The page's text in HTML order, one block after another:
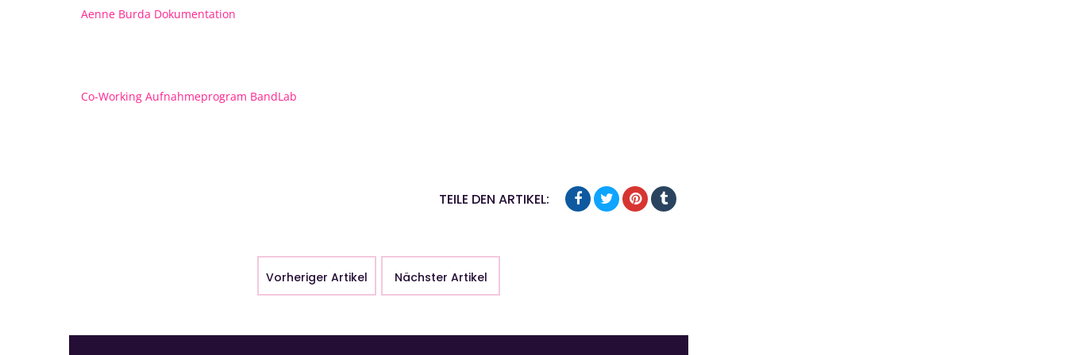
Aenne Burda Dokumentation
Co-Working Aufnahmeprogram BandLab
TEILE DEN ARTIKEL:
Vorheriger Artikel Nächster Artikel